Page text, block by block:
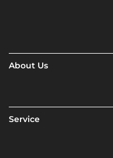
About Us
Service